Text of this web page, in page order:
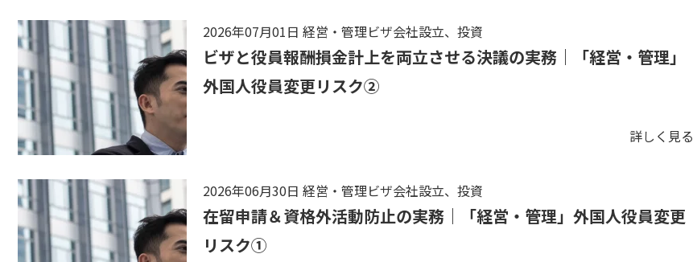
2026年07月01日 経営・管理ビザ会社設立、投資
ビザと役員報酬損金計上を両立させる決議の実務｜「経営・管理」
外国人役員変更リスク②
詳しく見る
2026年06月30日 経営・管理ビザ会社設立、投資
在留申請＆資格外活動防止の実務｜「経営・管理」外国人役員変更
リスク①